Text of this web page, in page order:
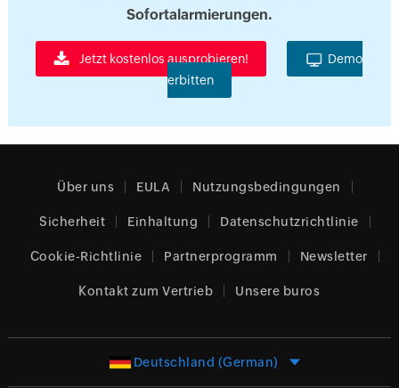
Sofortalarmierungen.
Jetzt kostenlos ausprobieren!
Demo
erbitten
Über uns EULA Nutzungsbedingungen
Sicherheit Einhaltung Datenschutzrichtlinie
Cookie-Richtlinie Partnerprogramm Newsletter
Kontakt zum Vertrieb Unsere buros
Deutschland (German)